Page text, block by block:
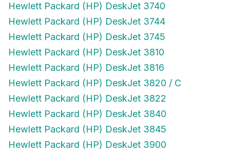
Hewlett Packard (HP) DeskJet 3740
Hewlett Packard (HP) DeskJet 3744
Hewlett Packard (HP) DeskJet 3745
Hewlett Packard (HP) DeskJet 3810
Hewlett Packard (HP) DeskJet 3816
Hewlett Packard (HP) DeskJet 3820 / C
Hewlett Packard (HP) DeskJet 3822
Hewlett Packard (HP) DeskJet 3840
Hewlett Packard (HP) DeskJet 3845
Hewlett Packard (HP) DeskJet 3900